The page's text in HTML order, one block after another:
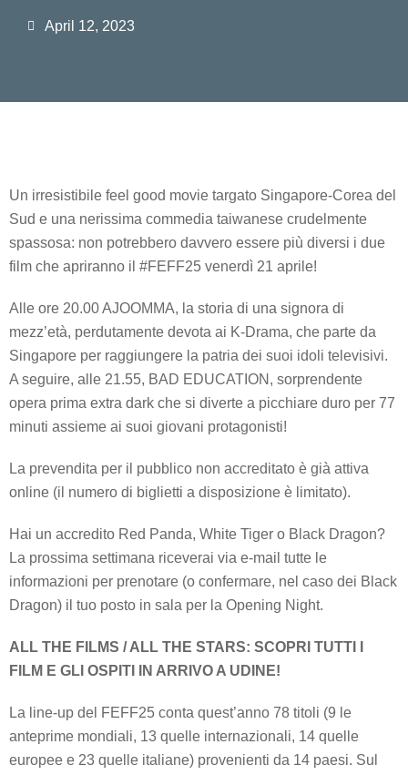
April 12, 2023
Un irresistibile feel good movie targato Singapore-Corea del
Sud e una nerissima commedia taiwanese crudelmente
spassosa: non potrebbero davvero essere più diversi i due
film che apriranno il #FEFF25 venerdì 21 aprile!
Alle ore 20.00 AJOOMMA, la storia di una signora di
mezz’età, perdutamente devota ai K-Drama, che parte da
Singapore per raggiungere la patria dei suoi idoli televisivi.
A seguire, alle 21.55, BAD EDUCATION, sorprendente
opera prima extra dark che si diverte a picchiare duro per 77
minuti assieme ai suoi giovani protagonisti!
La prevendita per il pubblico non accreditato è già attiva
online (il numero di biglietti a disposizione è limitato).
Hai un accredito Red Panda, White Tiger o Black Dragon?
La prossima settimana riceverai via e-mail tutte le
informazioni per prenotare (o confermare, nel caso dei Black
Dragon) il tuo posto in sala per la Opening Night.
ALL THE FILMS / ALL THE STARS: SCOPRI TUTTI I
FILM E GLI OSPITI IN ARRIVO A UDINE!
La line-up del FEFF25 conta quest’anno 78 titoli (9 le
anteprime mondiali, 13 quelle internazionali, 14 quelle
europee e 23 quelle italiane) provenienti da 14 paesi. Sul